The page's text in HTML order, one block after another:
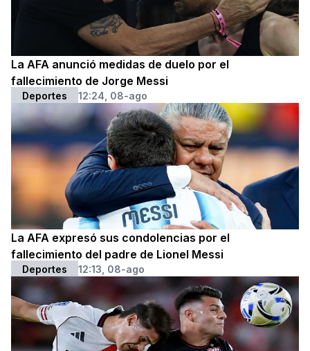
La AFA anunció medidas de duelo por el
fallecimiento de Jorge Messi
Deportes 12:24, 08-ago
La AFA expresó sus condolencias por el
fallecimiento del padre de Lionel Messi
Deportes 12:13, 08-ago